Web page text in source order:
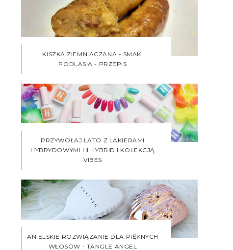
KISZKA ZIEMNIACZANA - SMAKI
PODLASIA - PRZEPIS
PRZYWOŁAJ LATO Z LAKIERAMI
HYBRYDOWYMI HI HYBRID I KOLEKCJĄ
VIBES
ANIELSKIE ROZWIĄZANIE DLA PIĘKNYCH
WŁOSÓW - TANGLE ANGEL